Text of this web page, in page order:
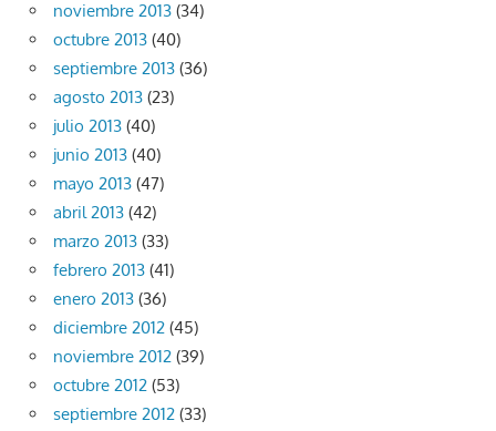
noviembre 2013 (34)
octubre 2013 (40)
septiembre 2013 (36)
agosto 2013 (23)
julio 2013 (40)
junio 2013 (40)
mayo 2013 (47)
abril 2013 (42)
marzo 2013 (33)
febrero 2013 (41)
enero 2013 (36)
diciembre 2012 (45)
noviembre 2012 (39)
octubre 2012 (53)
septiembre 2012 (33)